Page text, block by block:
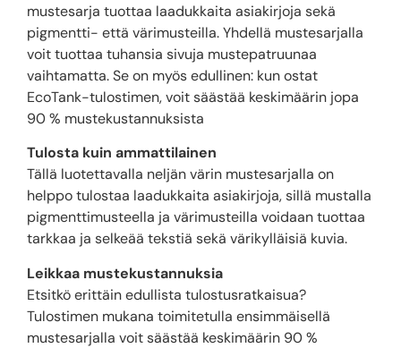
mustesarja tuottaa laadukkaita asiakirjoja sekä
pigmentti- että värimusteilla. Yhdellä mustesarjalla
voit tuottaa tuhansia sivuja mustepatruunaa
vaihtamatta. Se on myös edullinen: kun ostat
EcoTank-tulostimen, voit säästää keskimäärin jopa
90 % mustekustannuksista
Tulosta kuin ammattilainen
Tällä luotettavalla neljän värin mustesarjalla on
helppo tulostaa laadukkaita asiakirjoja, sillä mustalla
pigmenttimusteella ja värimusteilla voidaan tuottaa
tarkkaa ja selkeää tekstiä sekä värikylläisiä kuvia.
Leikkaa mustekustannuksia
Etsitkö erittäin edullista tulostusratkaisua?
Tulostimen mukana toimitetulla ensimmäisellä
mustesarjalla voit säästää keskimäärin 90 %